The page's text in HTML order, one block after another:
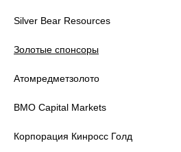
Silver Bear Resources
Золотые спонсоры
Атомредметзолото
BMO Capital Markets
Корпорация Кинросс Голд